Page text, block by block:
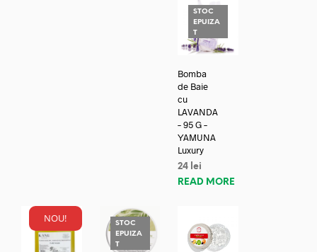
STOC
EPUIZA
T
Bomba
de Baie
cu
LAVANDA
– 95 G –
YAMUNA
Luxury
24 lei
READ MORE
NOU!
STOC
EPUIZA
T